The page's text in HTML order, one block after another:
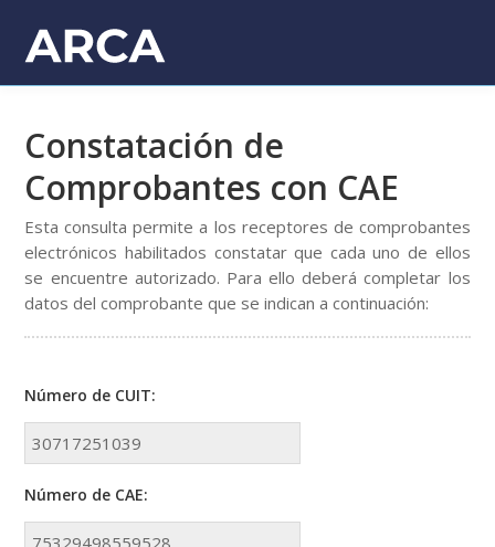
COMPROBANTES CON CAI
COMPROBANTES SIN CAI
COMPROBANTES CON CAE
COMPROBANTES CON CAEA
Constatación de
Comprobantes con CAE
Esta consulta permite a los receptores de comprobantes
electrónicos habilitados constatar que cada uno de ellos
se encuentre autorizado. Para ello deberá completar los
datos del comprobante que se indican a continuación:
Número de CUIT:
Número de CAE: